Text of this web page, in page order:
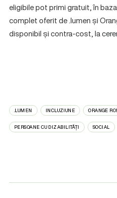
eligibile pot primi gratuit, în
complet oferit de .lumen și
disponibil și contra-cost, la
.LUMEN INCLUZIUNE ORANGE
PERSOANE CU DIZABILITĂȚI SOCIAL